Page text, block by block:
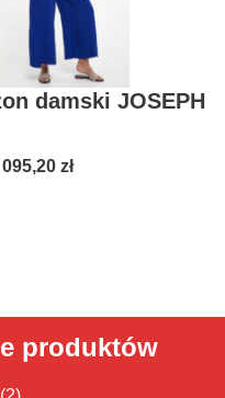
damski JOSEPH
zł
produktów